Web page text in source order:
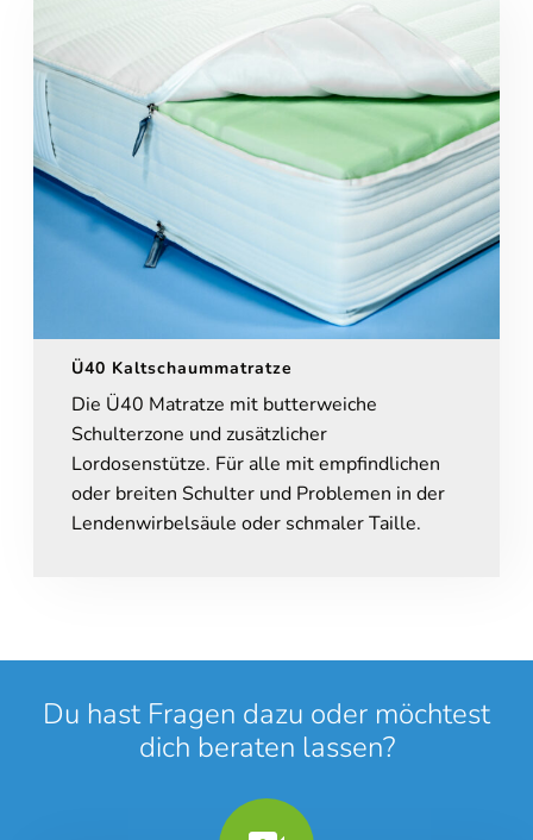
Ü40 Kaltschaummatratze
Die Ü40 Matratze mit butterweiche
Schulterzone und zusätzlicher
Lordosenstütze. Für alle mit empfindlichen
oder breiten Schulter und Problemen in der
Lendenwirbelsäule oder schmaler Taille.
Du hast Fragen dazu oder möchtest
dich beraten lassen?
Online-Beratung Hannover Döhren
Sie sehen gerade einen Platzhalterinhalt vonBooking-Time
auf den eigentlichen Inhalt zuzugreifen, klicken Sie auf den Button
unten. Bitte beachten Sie, dass dabei Daten an Drittanbieter
Inhalt entsperren
Weitere Informationen
'